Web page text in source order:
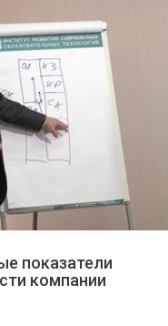
показатели
компании